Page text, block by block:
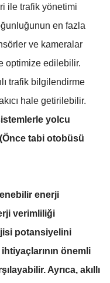
ile trafik yönetimi
en fazla
ve kameralar
optimize edilebilir.
trafik bilgilendirme
hale getirilebilir.
yolcu
tabi otobüsü
enerji
verimliliği
potansiyelini
önemli
Ayrıca, akıllı